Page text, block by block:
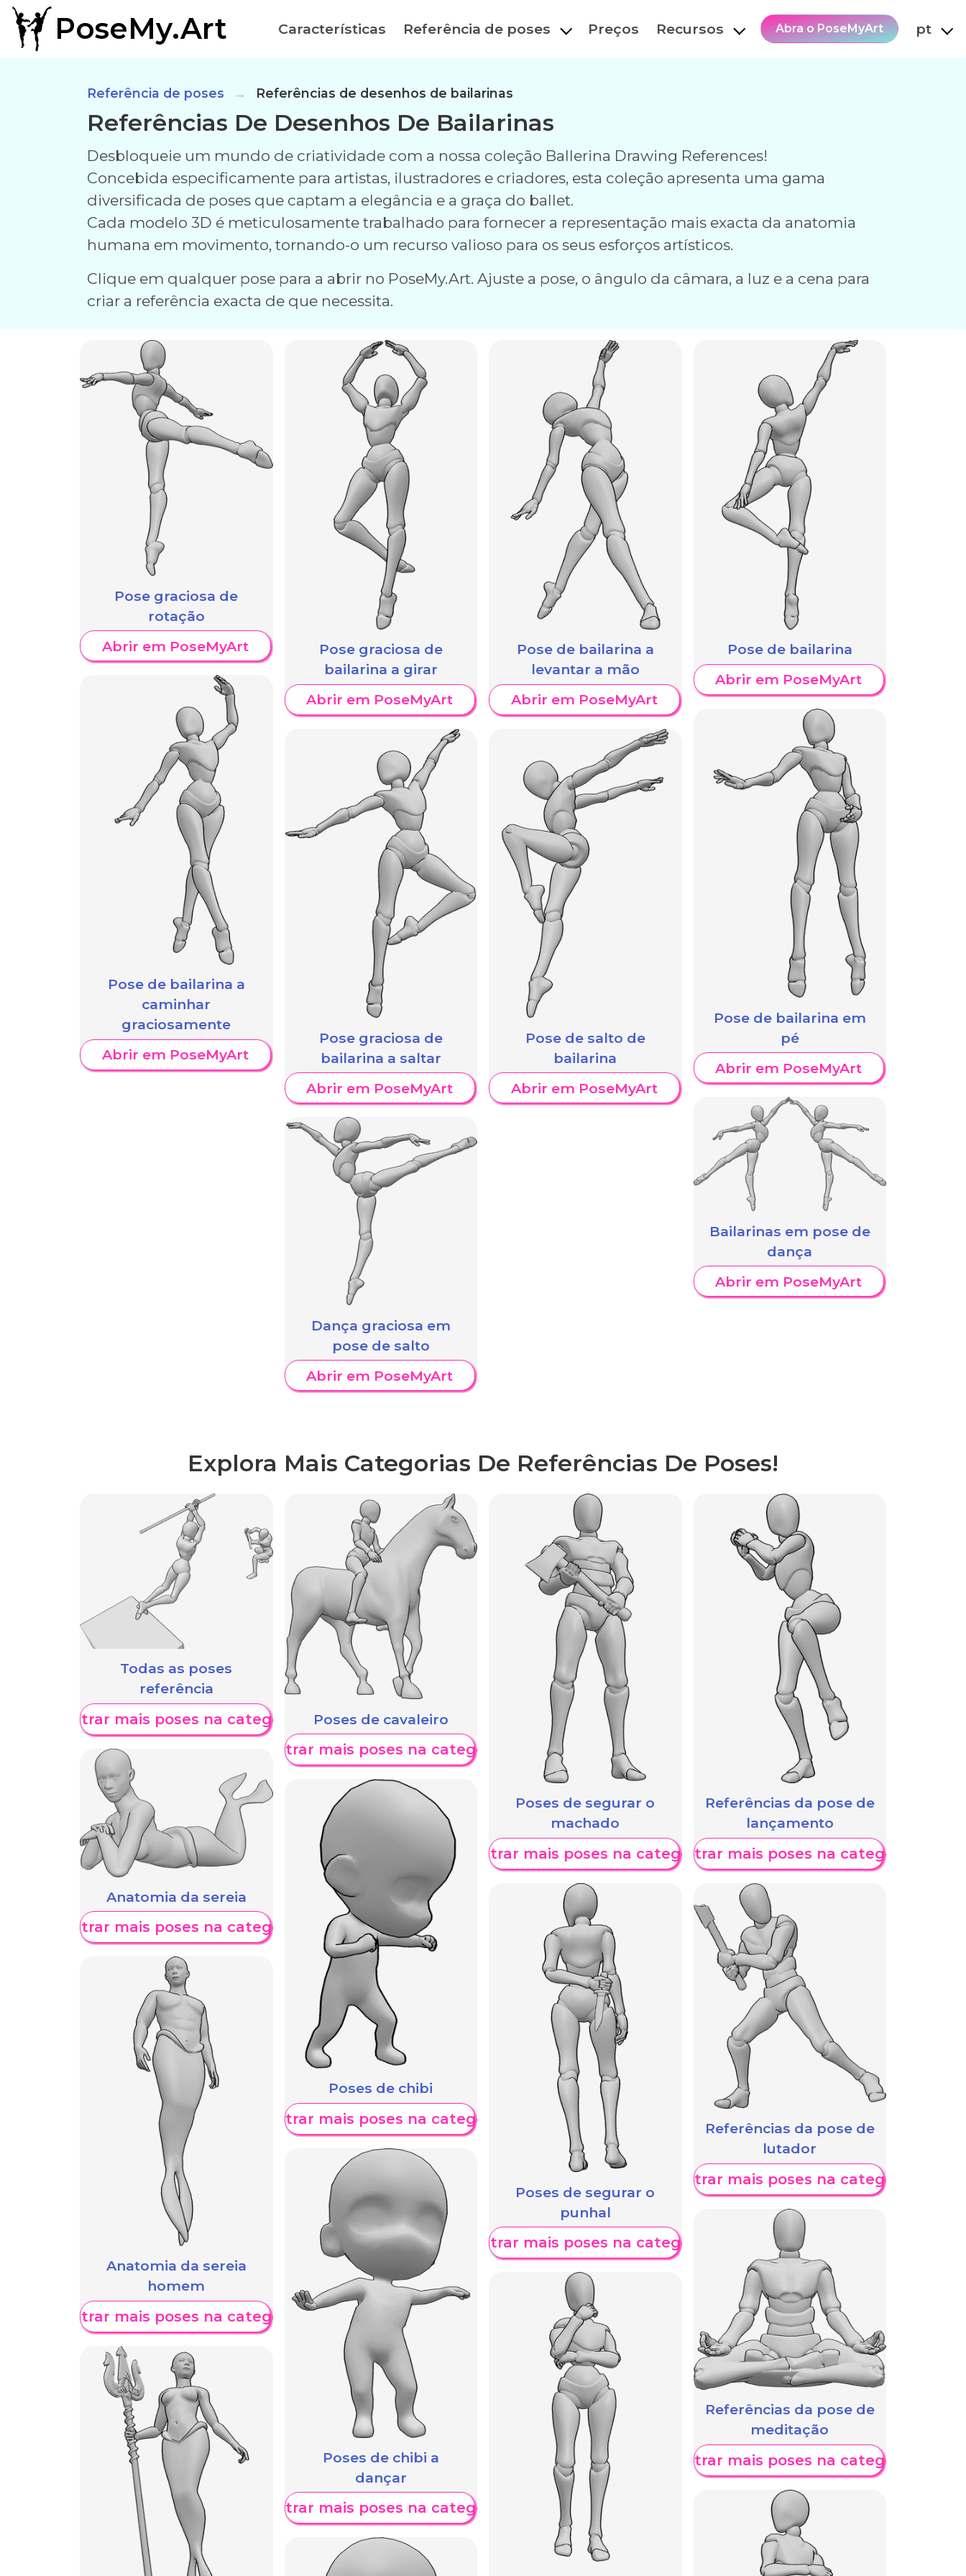
PoseMy.Art Características Referência de poses Preços Recursos Abra o PoseMyArt pt
Referência de poses Referências de desenhos de bailarinas
Referências De Desenhos De Bailarinas
Desbloqueie um mundo de criatividade com a nossa coleção Ballerina Drawing References!
Concebida especificamente para artistas, ilustradores e criadores, esta coleção apresenta uma gama
diversificada de poses que captam a elegância e a graça do ballet.
Cada modelo 3D é meticulosamente trabalhado para fornecer a representação mais exacta da anatomia
humana em movimento, tornando-o um recurso valioso para os seus esforços artísticos.
Clique em qualquer pose para a abrir no PoseMy.Art. Ajuste a pose, o ângulo da câmara, a luz e a cena para
criar a referência exacta de que necessita.
Pose graciosa de
rotação
Abrir em PoseMyArt
Pose de bailarina a
caminhar
graciosamente
Abrir em PoseMyArt
Pose graciosa de
bailarina a girar
Abrir em PoseMyArt
Pose graciosa de
bailarina a saltar
Abrir em PoseMyArt
Dança graciosa em
pose de salto
Abrir em PoseMyArt
Pose de bailarina a
levantar a mão
Abrir em PoseMyArt
Pose de salto de
bailarina
Abrir em PoseMyArt
Pose de bailarina
Abrir em PoseMyArt
Pose de bailarina em
pé
Abrir em PoseMyArt
Bailarinas em pose de
dança
Abrir em PoseMyArt
Explora Mais Categorias De Referências De Poses!
Todas as poses
referência
Mostrar mais poses na categoria
Anatomia da sereia
Mostrar mais poses na categoria
Anatomia da sereia
homem
Mostrar mais poses na categoria
Poses de cavaleiro
Mostrar mais poses na categoria
Poses de chibi
Mostrar mais poses na categoria
Poses de chibi a
dançar
Mostrar mais poses na categoria
Poses de segurar o
machado
Mostrar mais poses na categoria
Poses de segurar o
punhal
Mostrar mais poses na categoria
Referências da pose de
lançamento
Mostrar mais poses na categoria
Referências da pose de
lutador
Mostrar mais poses na categoria
Referências da pose de
meditação
Mostrar mais poses na categoria